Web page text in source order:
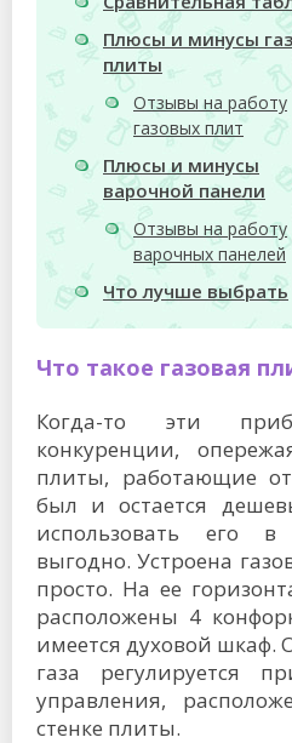
Плюсы и минусы
плиты
Отзывы на работу
газовых плит
Плюсы и минусы
варочной панели
Отзывы на работу
варочных панелей
Что лучше выбрать
Что такое газовая
Когда-то эти
конкуренции,
плиты, работающие от
был и остается
использовать его в
выгодно. Устроена
просто. На ее
расположены 4
имеется духовой шкаф.
газа регулируется
управления,
стенке плиты.